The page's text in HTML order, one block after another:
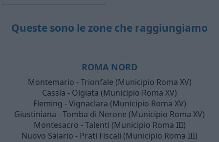
Queste sono le zone che raggiungiamo
ROMA NORD
Montemario - Trionfale (Municipio Roma XV)
Cassia - Olgiata (Municipio Roma XV)
Fleming - Vignaclara (Municipio Roma XV)
Giustiniana - Tomba di Nerone (Municipio Roma XV)
Montesacro - Talenti (Municipio Roma III)
Nuovo Salario - Prati Fiscali (Municipio Roma III)